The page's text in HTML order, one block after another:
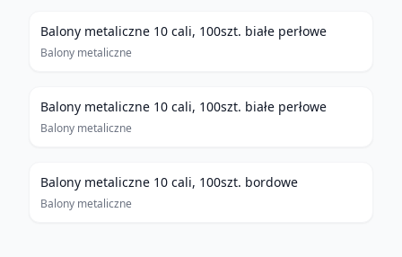
Balony metaliczne 10 cali, 100szt. białe perłowe
Balony metaliczne
Balony metaliczne 10 cali, 100szt. białe perłowe
Balony metaliczne
Balony metaliczne 10 cali, 100szt. bordowe
Balony metaliczne